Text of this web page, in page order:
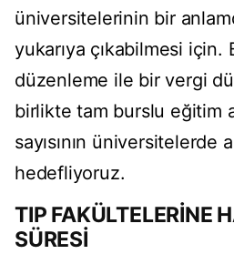
üniversitelerinin bir
yukarıya çıkabilmesi için.
düzenleme ile bir vergi
birlikte tam burslu eğitim
sayısının üniversitelerde
hedefliyoruz.
TIP FAKÜLTELERİNE
SÜRESİ